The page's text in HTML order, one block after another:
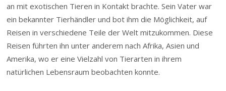
an mit exotischen Tieren in Kontakt brachte. Sein Vater war
ein bekannter Tierhändler und bot ihm die Möglichkeit, auf
Reisen in verschiedene Teile der Welt mitzukommen. Diese
Reisen führten ihn unter anderem nach Afrika, Asien und
Amerika, wo er eine Vielzahl von Tierarten in ihrem
natürlichen Lebensraum beobachten konnte.